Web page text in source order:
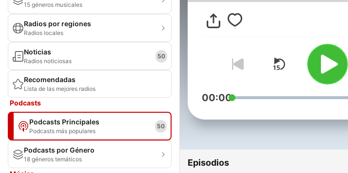
15 géneros musicales
Radios por regiones
Radios locales
Noticias
Radios noticiosas
50
Recomendadas
Lista de las mejores radios
Podcasts
Podcasts Principales
Podcasts más populares
50
Podcasts por Género
18 géneros temáticos
00:00
Episodios